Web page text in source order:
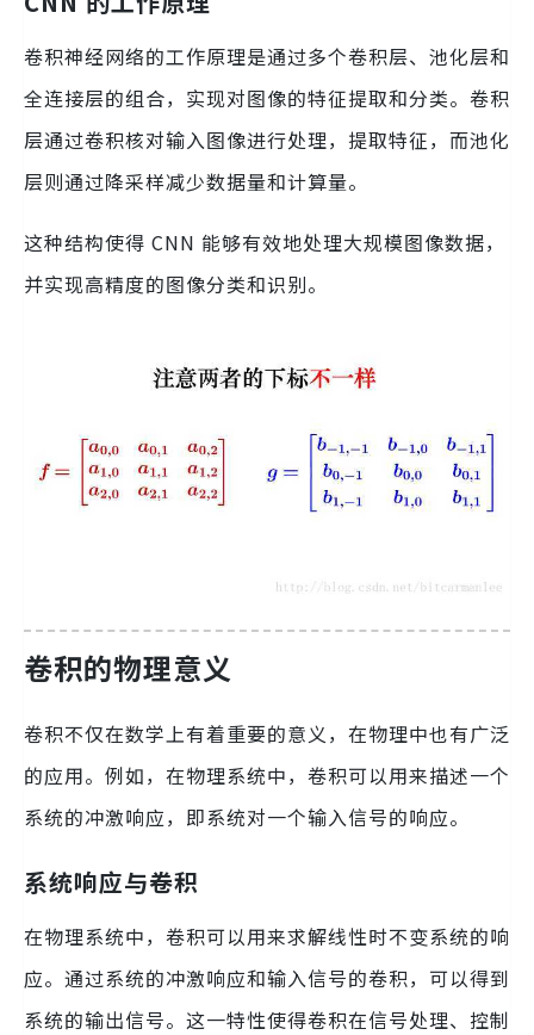
卷积神经网络的工作原理是通过多个卷积层、池化层和
全连接层的组合，实现对图像的特征提取和分类。卷积
层通过卷积核对输入图像进行处理，提取特征，而池化
层则通过降采样减少数据量和计算量。
这种结构使得 CNN 能够有效地处理大规模图像数据，
并实现高精度的图像分类和识别。
卷积的物理意义
卷积不仅在数学上有着重要的意义，在物理中也有广泛
的应用。例如，在物理系统中，卷积可以用来描述一个
系统的冲激响应，即系统对一个输入信号的响应。
系统响应与卷积
在物理系统中，卷积可以用来求解线性时不变系统的响
应。通过系统的冲激响应和输入信号的卷积，可以得到
系统的输出信号。这一特性使得卷积在信号处理、控制